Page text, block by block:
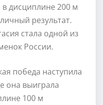
дисциплине 200 м
результат.
стала одной из
России.
победа наступила
она выиграла
100 м